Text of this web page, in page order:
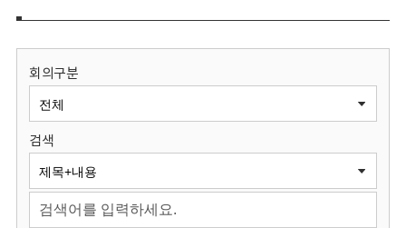
보
원
회
회의구분
검색